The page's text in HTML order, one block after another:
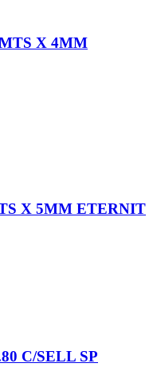
X 4MM
X 5MM ETERNIT
C/SELL SP